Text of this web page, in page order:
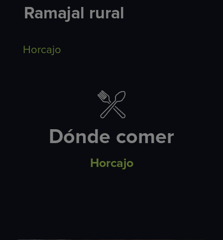
Ramajal rural
Horcajo
Dónde comer
Horcajo